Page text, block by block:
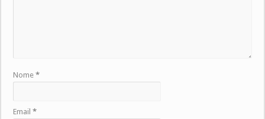
Nome*
Email*